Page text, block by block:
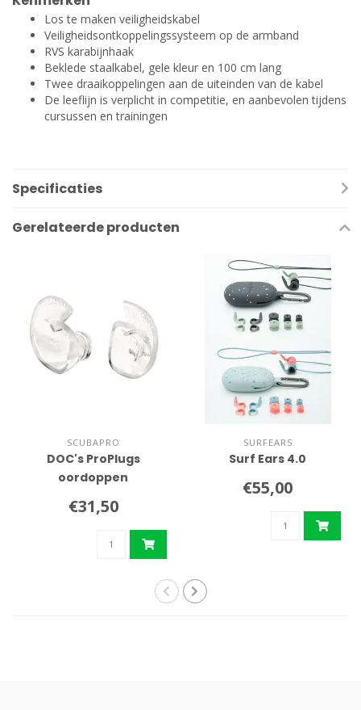
Los te maken veiligheidskabel
Veiligheidsontkoppelingssysteem op de armband
RVS karabijnhaak
Beklede staalkabel, gele kleur en 100 cm lang
Twee draaikoppelingen aan de uiteinden van de kabel
De leeflijn is verplicht in competitie, en aanbevolen tijdens
cursussen en trainingen
Specificaties
Gerelateerde producten
SCUBAPRO
DOC's ProPlugs
oordoppen
€31,50
SURFEARS
Surf Ears 4.0
€55,00